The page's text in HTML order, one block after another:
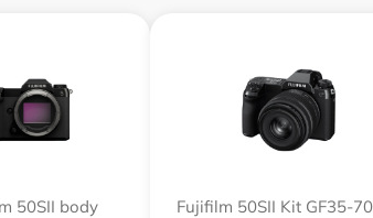
50SII body Fujifilm 50SII Kit GF35-